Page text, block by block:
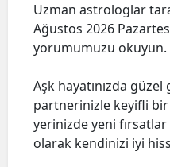
Uzman astrologlar
Ağustos 2026
yorumumuzu okuyun.
Aşk hayatınızda
partnerinizle keyifli
yerinizde yeni
olarak kendinizi iyi